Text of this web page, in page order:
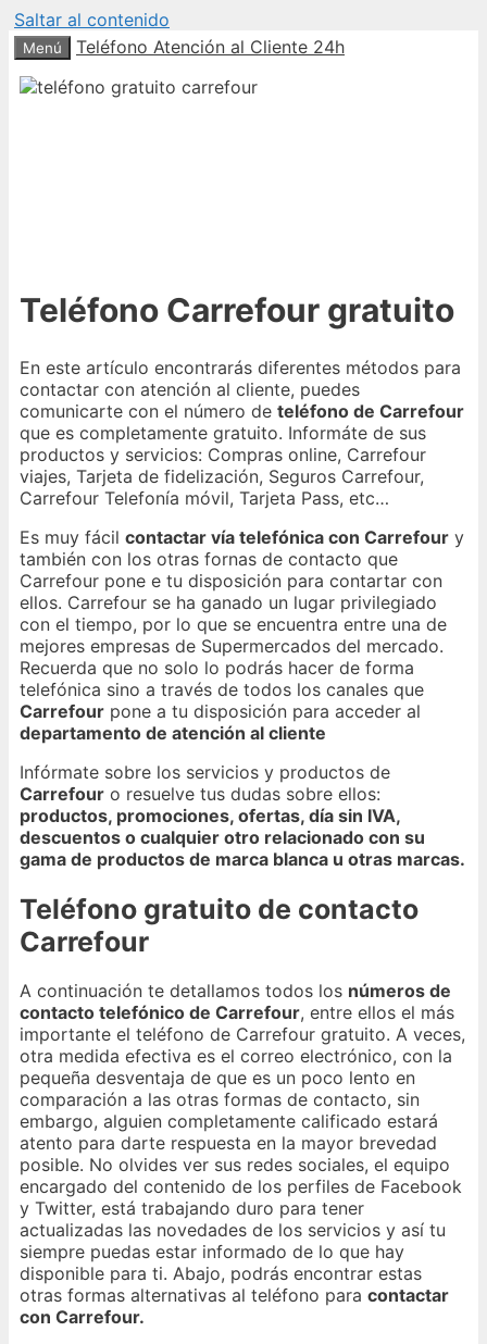
Saltar al contenido
Menú Teléfono Atención al Cliente 24h
Teléfono Carrefour gratuito
En este artículo encontrarás diferentes métodos para
contactar con atención al cliente, puedes
comunicarte con el número de teléfono de Carrefour
que es completamente gratuito. Informáte de sus
productos y servicios: Compras online, Carrefour
viajes, Tarjeta de fidelización, Seguros Carrefour,
Carrefour Telefonía móvil, Tarjeta Pass, etc…
Es muy fácil contactar vía telefónica con Carrefour y
también con los otras fornas de contacto que
Carrefour pone e tu disposición para contartar con
ellos. Carrefour se ha ganado un lugar privilegiado
con el tiempo, por lo que se encuentra entre una de
mejores empresas de Supermercados del mercado.
Recuerda que no solo lo podrás hacer de forma
telefónica sino a través de todos los canales que
Carrefour pone a tu disposición para acceder al
departamento de atención al cliente
Infórmate sobre los servicios y productos de
Carrefour o resuelve tus dudas sobre ellos:
productos, promociones, ofertas, día sin IVA,
descuentos o cualquier otro relacionado con su
gama de productos de marca blanca u otras marcas.
Teléfono gratuito de contacto
Carrefour
A continuación te detallamos todos los números de
contacto telefónico de Carrefour, entre ellos el más
importante el teléfono de Carrefour gratuito. A veces,
otra medida efectiva es el correo electrónico, con la
pequeña desventaja de que es un poco lento en
comparación a las otras formas de contacto, sin
embargo, alguien completamente calificado estará
atento para darte respuesta en la mayor brevedad
posible. No olvides ver sus redes sociales, el equipo
encargado del contenido de los perfiles de Facebook
y Twitter, está trabajando duro para tener
actualizadas las novedades de los servicios y así tu
siempre puedas estar informado de lo que hay
disponible para ti. Abajo, podrás encontrar estas
otras formas alternativas al teléfono para contactar
con Carrefour.